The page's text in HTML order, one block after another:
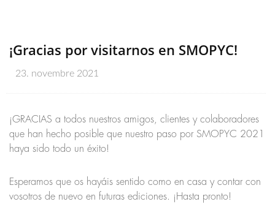
¡Gracias por visitarnos en SMOPYC!
23. novembre 2021
¡GRACIAS a todos nuestros amigos, clientes y colaboradores
que han hecho posible que nuestro paso por SMOPYC 2021
haya sido todo un éxito!
Esperamos que os hayáis sentido como en casa y contar con
vosotros de nuevo en futuras ediciones. ¡Hasta pronto!